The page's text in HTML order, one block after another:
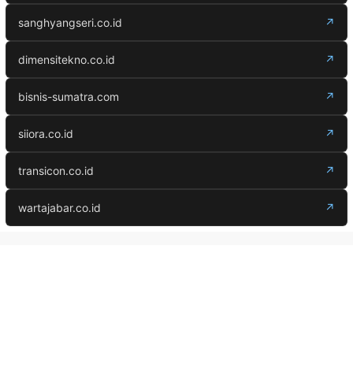
sanghyangseri.co.id ↗
dimensitekno.co.id ↗
bisnis-sumatra.com ↗
siiora.co.id ↗
transicon.co.id ↗
wartajabar.co.id ↗